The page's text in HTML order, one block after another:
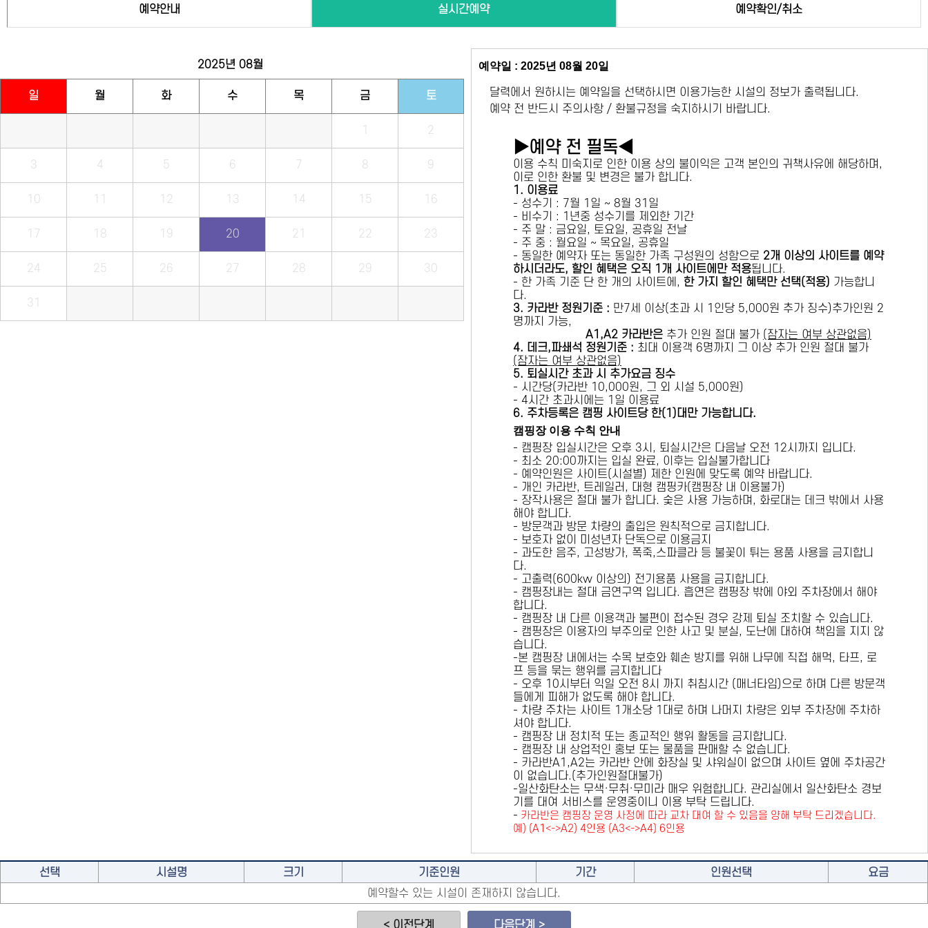
예약안내 실시간예약 예약확인/취소
2025년 08월
일 월 화 수 목 금 토
1 2
3 4 5 6 7 8 9
10 11 12 13 14 15 16
17 18 19 20 21 22 23
24 25 26 27 28 29 30
31
예약일 : 2025년 08월 20일
달력에서 원하시는 예약일을 선택하시면 이용가능한 시설의 정보가 출력됩니다.
예약 전 반드시 주의사항 / 환불규정을 숙지하시기 바랍니다.
▶예약 전 필독◀
이용 수칙 미숙지로 인한 이용 상의 불이익은 고객 본인의 귀책사유에 해당하며,
이로 인한 환불 및 변경은 불가 합니다.
1. 이용료
- 성수기 : 7월 1일 ~ 8월 31일
- 비수기 : 1년중 성수기를 제외한 기간
- 주 말 : 금요일, 토요일, 공휴일 전날
- 주 중 : 월요일 ~ 목요일, 공휴일
- 동일한 예약자 또는 동일한 가족 구성원의 성함으로 2개 이상의 사이트를 예약
하시더라도, 할인 혜택은 오직 1개 사이트에만 적용됩니다.
- 한 가족 기준 단 한 개의 사이트에, 한 가지 할인 혜택만 선택(적용) 가능합니
다.
3. 카라반 정원기준 : 만7세 이상(초과 시 1인당 5,000원 추가 징수)추가인원 2
명까지 가능,
A1,A2 카라반은 추가 인원 절대 불가 (잠자는 여부 상관없음)
4. 데크,파쇄석 정원기준 : ​최대 이용객 6명까지 그 이상 추가 인원 절대 불가
(잠자는 여부 상관없음)
5. 퇴실시간 초과 시 추가요금 징수
- 시간당(카라반 10,000원, 그 외 시설 5,000원)
- 4시간 초과시에는 1일 이용료
6. 주차등록은 캠핑 사이트당 한(1)대만 가능합니다.
캠핑장 이용 수칙 안내
- 캠핑장 입실시간은 오후 3시, 퇴실시간은 다음날 오전 12시까지 입니다.
- 최소 20:00까지는 입실 완료, 이후는 입실불가합니다
- 예약인원은 사이트(시설별) 제한 인원에 맞도록 예약 바랍니다.
- 개인 카라반, 트레일러, 대형 캠핑카(캠핑장 내 이용불가)
- 장작사용은 절대 불가 합니다. 숯은 사용 가능하며, 화로대는 데크 밖에서 사용
해야 합니다.
- 방문객과 방문 차량의 출입은 원칙적으로 금지합니다.
- 보호자 없이 미성년자 단독으로 이용금지
- 과도한 음주, 고성방가, 폭죽,스파클라 등 불꽃이 튀는 용품 사용을 금지합니
다.
- 고출력(600kw 이상의) 전기용품 사용을 금지합니다.
- 캠핑장내는 절대 금연구역 입니다. 흡연은 캠핑장 밖에 야외 주차장에서 해야
합니다.
- 캠핑장 내 다른 이용객과 불편이 접수된 경우 강제 퇴실 조치할 수 있습니다.
- 캠핑장은 이용자의 부주의로 인한 사고 및 분실, 도난에 대하여 책임을 지지 않
습니다.
-본 캠핑장 내에서는 수목 보호와 훼손 방지를 위해 나무에 직접 해먹, 타프, 로
프 등을 묶는 행위를 금지 합니다
- 오후 10시부터 익일 오전 8시 까지 취침시간 (매너타임)으로 하며 다른 방문객
들에게 피해가 없도록 해야 합니다.
- 차량 주차는 사이트 1개소당 1대로 하며 나머지 차량은 외부 주차장에 주차하
셔야 합니다.
- 캠핑장 내 정치적 또는 종교적인 행위 활동을 금지합니다.
- 캠핑장 내 상업적인 홍보 또는 물품을 판매할 수 없습니다.
- 카라반A1,A2는 카라반 안에 화장실 및 샤워실이 없으며 사이트 옆에 주차공간
이 없습니다.(추가인원절대불가)
-일산화탄소는 무색·무취·무미라 매우 위험합니다. 관리실에서 일산화탄소 경보
기를 대여 서비스를 운영중이니 이용 부탁 드립니다.
- 카라반은 캠핑장 운영 사정에 따라 교차 대여 할 수 있음을 양해 부탁 드리겠습니다.
예) (A1<->A2) 4인용 (A3<->A4) 6인용
선택 시설명 크기 기준인원 기간 인원선택
요금
예약할수 있는 시설이 존재하지 않습니다.
< 이전단계 다음단계 >